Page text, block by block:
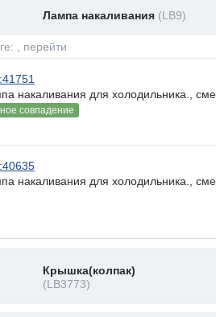
Лампа накаливания (LB9)
, перейти
накаливания для холодильника.,
совпадение
накаливания для холодильника.,
Крышка(колпак)
(LB3773)